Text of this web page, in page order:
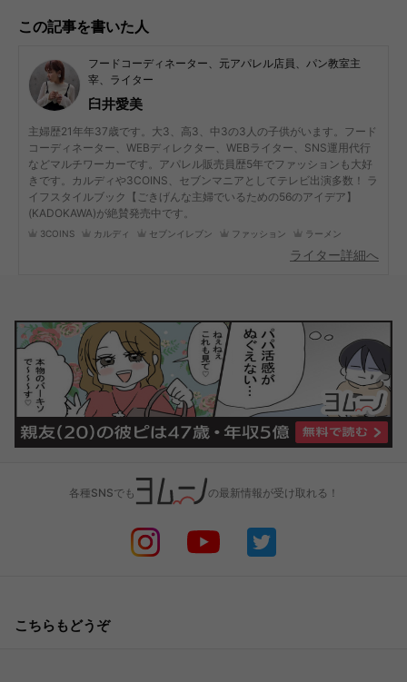
この記事を書いた人
フードコーディネーター、元アパレル店員、パン教室主
宰、ライター
臼井愛美
主婦歴21年年37歳です。大3、高3、中3の3人の子供がいます。フード
コーディネーター、WEBディレクター、WEBライター、SNS運用代行
などマルチワーカーです。アパレル販売員歴5年でファッションも大好
きです。カルディや3COINS、セブンマニアとしてテレビ出演多数！ ラ
イフスタイルブック【ごきげんな主婦でいるための56のアイデア】
(KADOKAWA)が絶賛発売中です。
3COINS カルディ セブンイレブン ファッション ラーメン
ライター詳細へ
各種SNSでも の最新情報が受け取れる！
こちらもどうぞ